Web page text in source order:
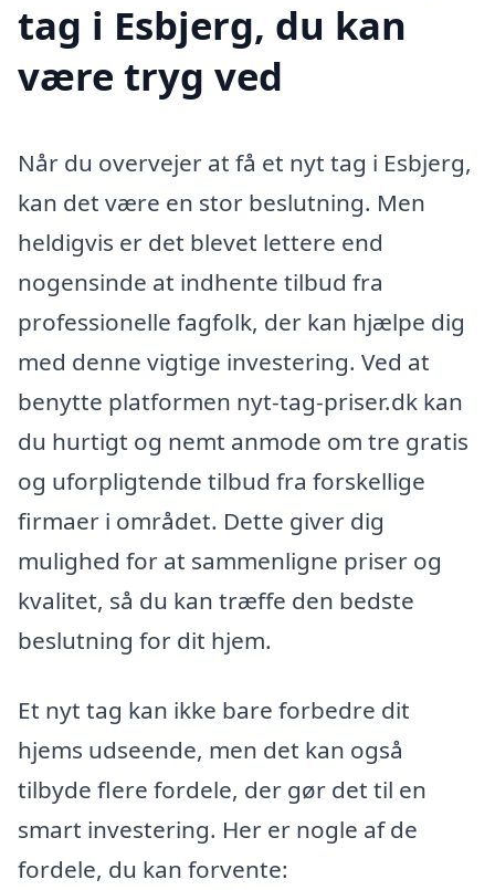
tag i Esbjerg, du kan
være tryg ved
Når du overvejer at få et nyt tag i Esbjerg,
kan det være en stor beslutning. Men
heldigvis er det blevet lettere end
nogensinde at indhente tilbud fra
professionelle fagfolk, der kan hjælpe dig
med denne vigtige investering. Ved at
benytte platformen nyt-tag-priser.dk kan
du hurtigt og nemt anmode om tre gratis
og uforpligtende tilbud fra forskellige
firmaer i området. Dette giver dig
mulighed for at sammenligne priser og
kvalitet, så du kan træffe den bedste
beslutning for dit hjem.
Et nyt tag kan ikke bare forbedre dit
hjems udseende, men det kan også
tilbyde flere fordele, der gør det til en
smart investering. Her er nogle af de
fordele, du kan forvente: